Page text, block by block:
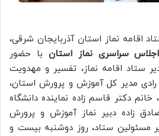
اقامه نماز استان آذربایجان شرقی،
سراسری نماز استان با حضور
ستاد اقامه نماز، تفسیر و مهدویت
رادی مدیر کل آموزش و پرورش استان،
خانم دکتر قاسم زاده نماینده دانشگاه
زاده دبیر نماز آموزش و پرورش
مسئولین ستاد، روز دوشنبه بیست و